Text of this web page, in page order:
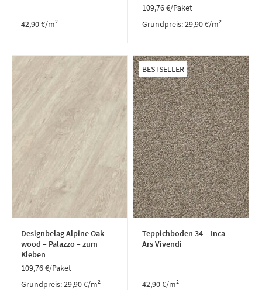
42,90€/m²
109,76€/Paket
Grundpreis:29,90€/m²
Designbelag Alpine Oak –
wood – Palazzo – zum
Kleben
109,76€/Paket
Grundpreis:29,90€/m²
BESTSELLER
Teppichboden 34 – Inca –
Ars Vivendi
42,90€/m²